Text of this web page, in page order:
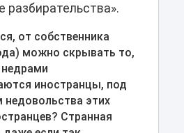
от собственника
можно скрывать то,
иностранцы, под
недовольства этих
Странная